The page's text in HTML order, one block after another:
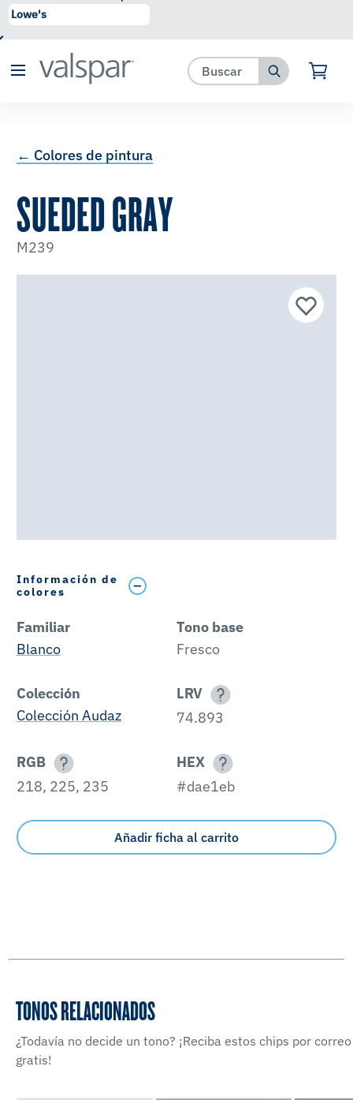
se ha agregado a favoritos.
← Colores de pintura
SUEDED GRAY
M239
Información de
colores
Familiar
Blanco
Tono base
Fresco
Colección
Colección Audaz
LRV
74.893
RGB
218, 225, 235
HEX
#dae1eb
Añadir ficha al carrito
TONOS RELACIONADOS
¿Todavía no decide un tono? ¡Reciba estos chips por correo
gratis!